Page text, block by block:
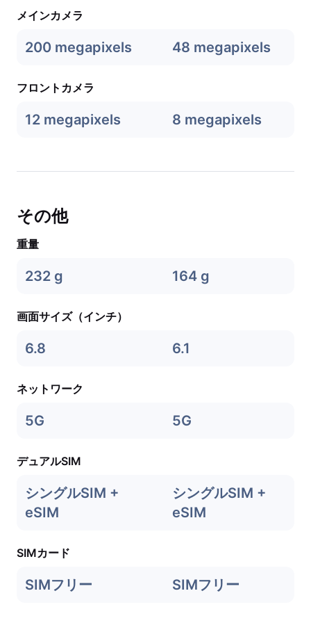
メインカメラ
200 megapixels 48 megapixels
フロントカメラ
12 megapixels 8 megapixels
その他
重量
232 g 164 g
画面サイズ（インチ）
6.8 6.1
ネットワーク
5G 5G
デュアルSIM
シングルSIM +
eSIM
シングルSIM +
eSIM
SIMカード
SIMフリー SIMフリー